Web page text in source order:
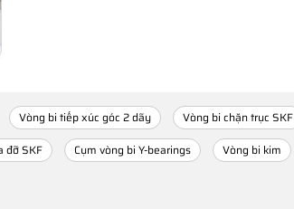
Vòng bi tiếp xúc góc 2 dãy
Vòng bi chặn trục SKF
đỡ SKF Cụm vòng bi Y-bearings
Vòng bi kim